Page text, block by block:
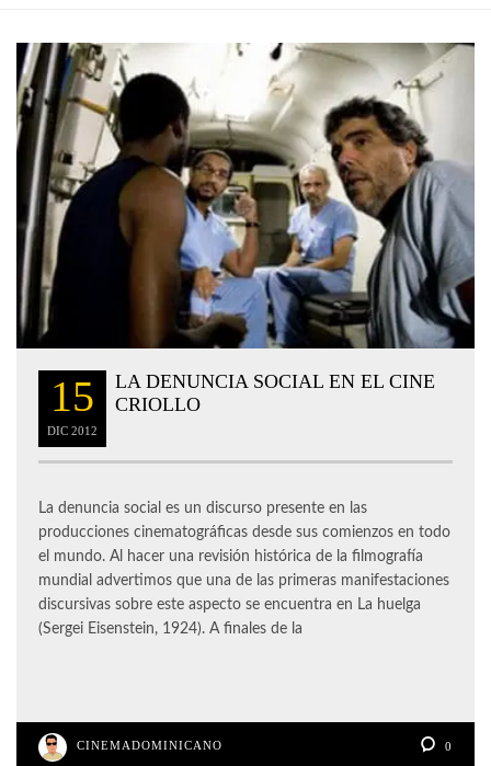
15
DIC 2012
LA DENUNCIA SOCIAL EN EL CINE
CRIOLLO
La denuncia social es un discurso presente en las
producciones cinematográficas desde sus comienzos en todo
el mundo. Al hacer una revisión histórica de la filmografía
mundial advertimos que una de las primeras manifestaciones
discursivas sobre este aspecto se encuentra en La huelga
(Sergei Eisenstein, 1924). A finales de la
CINEMADOMINICANO 0